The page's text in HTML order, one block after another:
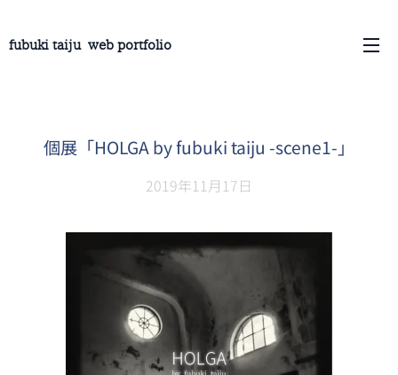
fubuki taiju web portfolio
個展「HOLGA by fubuki taiju -scene1-」
2019年11月17日